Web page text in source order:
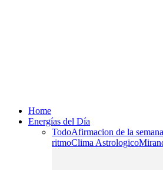
Home
Energías del Día
TodoAfirmacion de la semana
ritmoClima Astrologico